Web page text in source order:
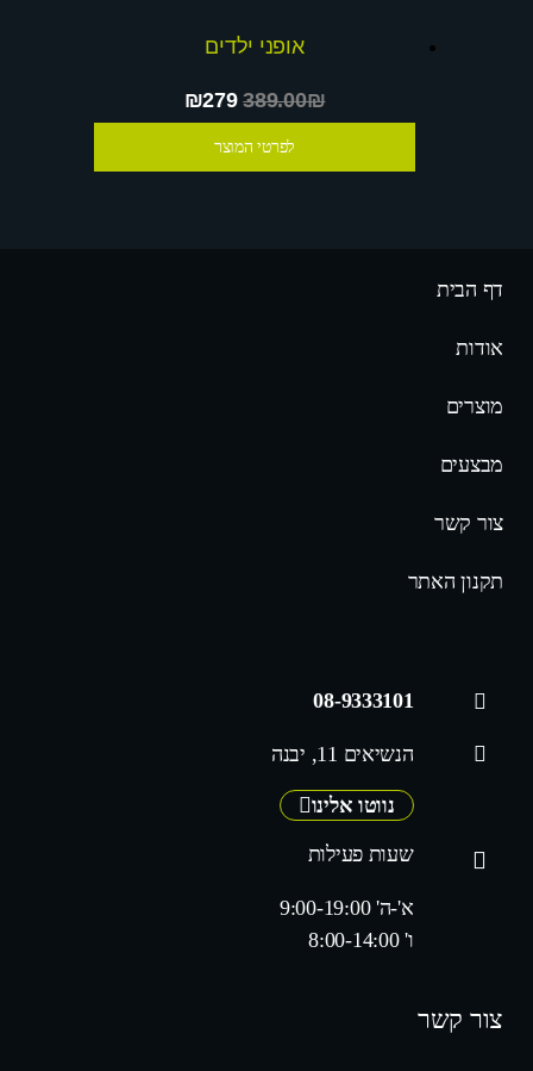
אופני ילדים
₪279389.00₪
לפרטי המוצר
דף הבית
אודות
מוצרים
מבצעים
צור קשר
תקנון האתר
08-9333101
הנשיאים 11, יבנה
נווטו אלינו
שעות פעילות
א'-ה' 9:00-19:00
ו' 8:00-14:00
צור קשר